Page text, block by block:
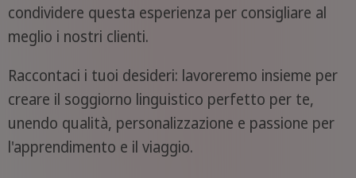
condividere questa esperienza per consigliare al
meglio i nostri clienti.
Raccontaci i tuoi desideri: lavoreremo insieme per
creare il soggiorno linguistico perfetto per te,
unendo qualità, personalizzazione e passione per
l'apprendimento e il viaggio.